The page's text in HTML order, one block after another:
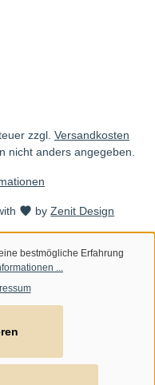
zzgl. Versandkosten
nicht anders angegeben.
byZenit Design
bestmögliche Erfahrung
...